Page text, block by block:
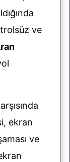
ve
ekran
ve